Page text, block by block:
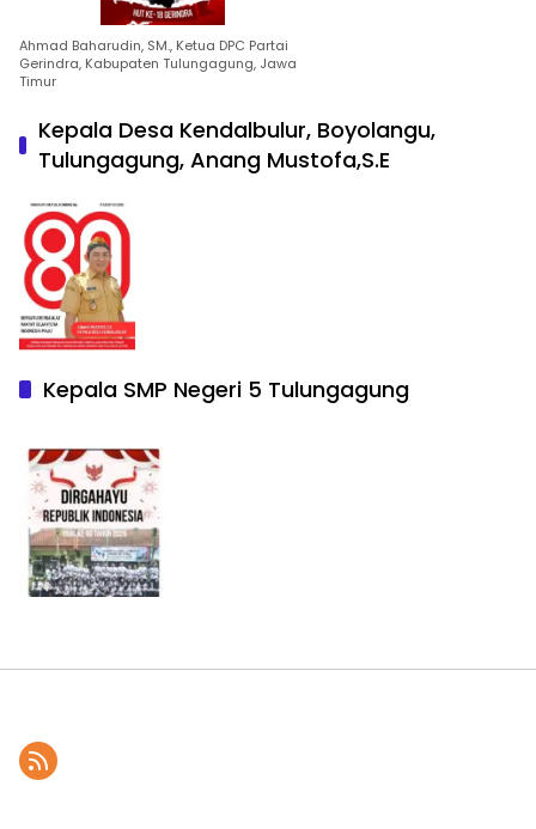
Ahmad Baharudin, SM., Ketua DPC Partai
Gerindra, Kabupaten Tulungagung, Jawa
Timur
Kepala Desa Kendalbulur, Boyolangu,
Tulungagung, Anang Mustofa,S.E
Kepala SMP Negeri 5 Tulungagung